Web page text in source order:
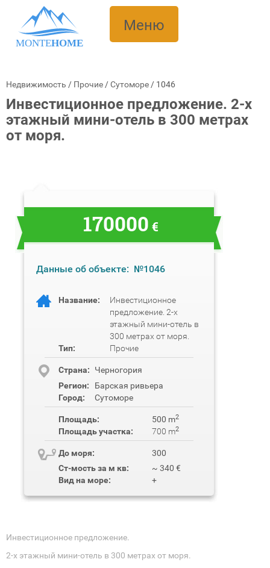
MONTEHOME
Меню
Недвижимость / Прочие /Сутоморе / 1046
Инвестиционное предложение. 2-х
этажный мини-отель в 300 метрах
от моря.
170000 €
Данные об объекте: №1046
Название:
Инвестиционное
предложение. 2-х
этажный мини-отель в
300 метрах от моря.
Тип:
Прочие
Cтрана:
Черногория
Регион:
Барская ривьера
Город:
Сутоморе
Площадь: 500 m2
Площадь участка: 700 m2
До моря:
300
Ст-мость за м кв:
~ 340 €
Вид на море:
+
Инвестиционное предложение.
2-х этажный мини-отель в 300 метрах от моря.